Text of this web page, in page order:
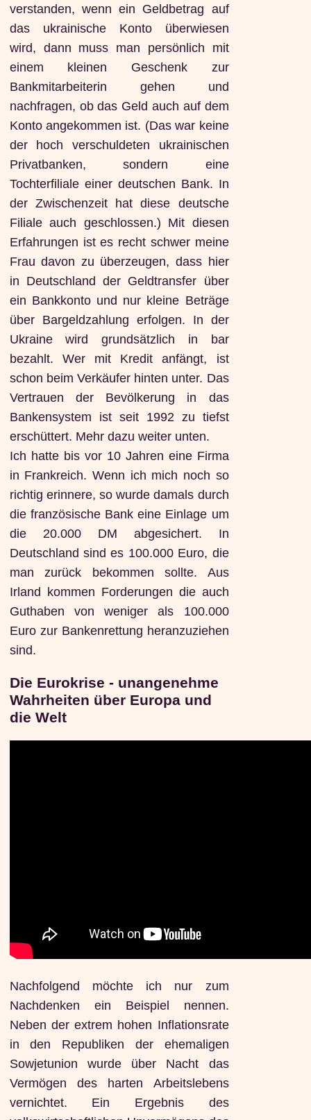
verstanden, wenn ein Geldbetrag auf
das ukrainische Konto überwiesen
wird, dann muss man persönlich mit
einem kleinen Geschenk zur
Bankmitarbeiterin gehen und
nachfragen, ob das Geld auch auf dem
Konto angekommen ist. (Das war keine
der hoch verschuldeten ukrainischen
Privatbanken, sondern eine
Tochterfiliale einer deutschen Bank. In
der Zwischenzeit hat diese deutsche
Filiale auch geschlossen.) Mit diesen
Erfahrungen ist es recht schwer meine
Frau davon zu überzeugen, dass hier
in Deutschland der Geldtransfer über
ein Bankkonto und nur kleine Beträge
über Bargeldzahlung erfolgen. In der
Ukraine wird grundsätzlich in bar
bezahlt. Wer mit Kredit anfängt, ist
schon beim Verkäufer hinten unter. Das
Vertrauen der Bevölkerung in das
Bankensystem ist seit 1992 zu tiefst
erschüttert. Mehr dazu weiter unten.
Ich hatte bis vor 10 Jahren eine Firma
in Frankreich. Wenn ich mich noch so
richtig erinnere, so wurde damals durch
die französische Bank eine Einlage um
die 20.000 DM abgesichert. In
Deutschland sind es 100.000 Euro, die
man zurück bekommen sollte. Aus
Irland kommen Forderungen die auch
Guthaben von weniger als 100.000
Euro zur Bankenrettung heranzuziehen
sind.
Die Eurokrise - unangenehme
Wahrheiten über Europa und
die Welt
Nachfolgend möchte ich nur zum
Nachdenken ein Beispiel nennen.
Neben der extrem hohen Inflationsrate
in den Republiken der ehemaligen
Sowjetunion wurde über Nacht das
Vermögen des harten Arbeitslebens
vernichtet. Ein Ergebnis des